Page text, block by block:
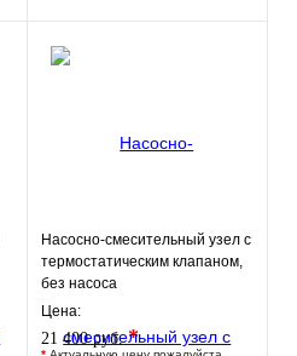
Насосно-смесительный узел с
термостатическим клапаном,
без насоса
Цена:
21 400 руб.*